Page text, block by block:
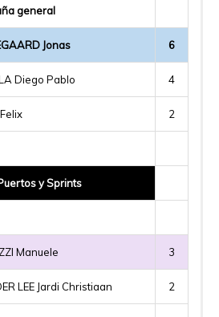
general
Jonas 6
Diego Pablo 4
2
y Sprints
Manuele 3
LEE Jardi Christiaan 2